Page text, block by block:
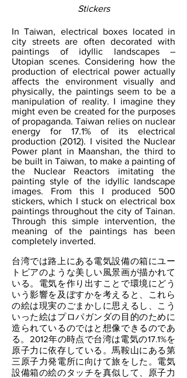
Stickers
In Taiwan, electrical boxes located in
city streets are often decorated with
paintings of idyllic landscapes –
Utopian scenes. Considering how the
production of electrical power actually
affects the environment visually and
physically, the paintings seem to be a
manipulation of reality. I imagine they
might even be created for the purposes
of propaganda. Taiwan relies on nuclear
energy for 17.1% of its electrical
production (2012). I visited the Nuclear
Power plant in Maanshan, the third to
be built in Taiwan, to make a painting of
the Nuclear Reactors imitating the
painting style of the idyllic landscape
images. From this I produced 500
stickers, which I stuck on electrical box
paintings throughout the city of Tainan.
Through this simple intervention, the
meaning of the paintings has been
completely inverted.
台湾では路上にある電気設備の箱にユー
トピアのような美しい風景画が描かれて
いる。電気を作り出すことで環境にどう
いう影響を及ぼすかを考えると、これら
の絵は現実のごまかしに思えるし、こう
いった絵はプロパガンダの目的のために
造られているのではと想像できるのであ
る。2012年の時点で台湾は電気の17.1%を
原子力に依存している。馬鞍山にある第
三原子力発電所に向けて旅をした。電気
設備箱の絵のタッチを真似して、原子力